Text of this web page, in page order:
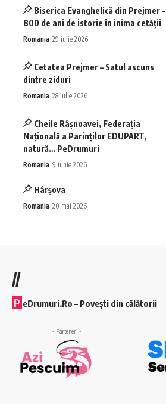
Biserica Evanghelică din Prejmer –
800 de ani de istorie în inima cetății
Romania 29 iulie 2026
Cetatea Prejmer – Satul ascuns
dintre ziduri
Romania 28 iulie 2026
Cheile Râșnoavei, Federația
Națională a Parinților EDUPART,
natură… PeDrumuri
Romania 9 iunie 2026
Hârșova
Romania 20 mai 2026
//
P eDrumuri.Ro – Povești din călătorii
- Parteneri -